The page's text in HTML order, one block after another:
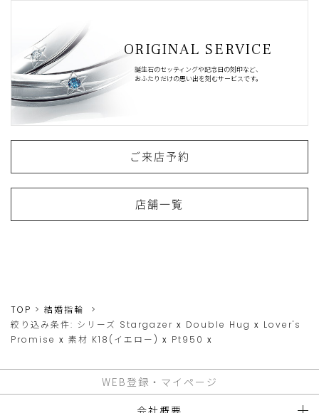
ORIGINAL SERVICE
誕生石のセッティングや記念日の刻印など、
おふたりだけの思い出を刻むサービスです。
ご来店予約
店舗一覧
TOP
結婚指輪
絞り込み条件: シリーズ Stargazer x Double Hug x Lover's
Promise x 素材 K18(イエロー) x Pt950 x
WEB登録・マイページ